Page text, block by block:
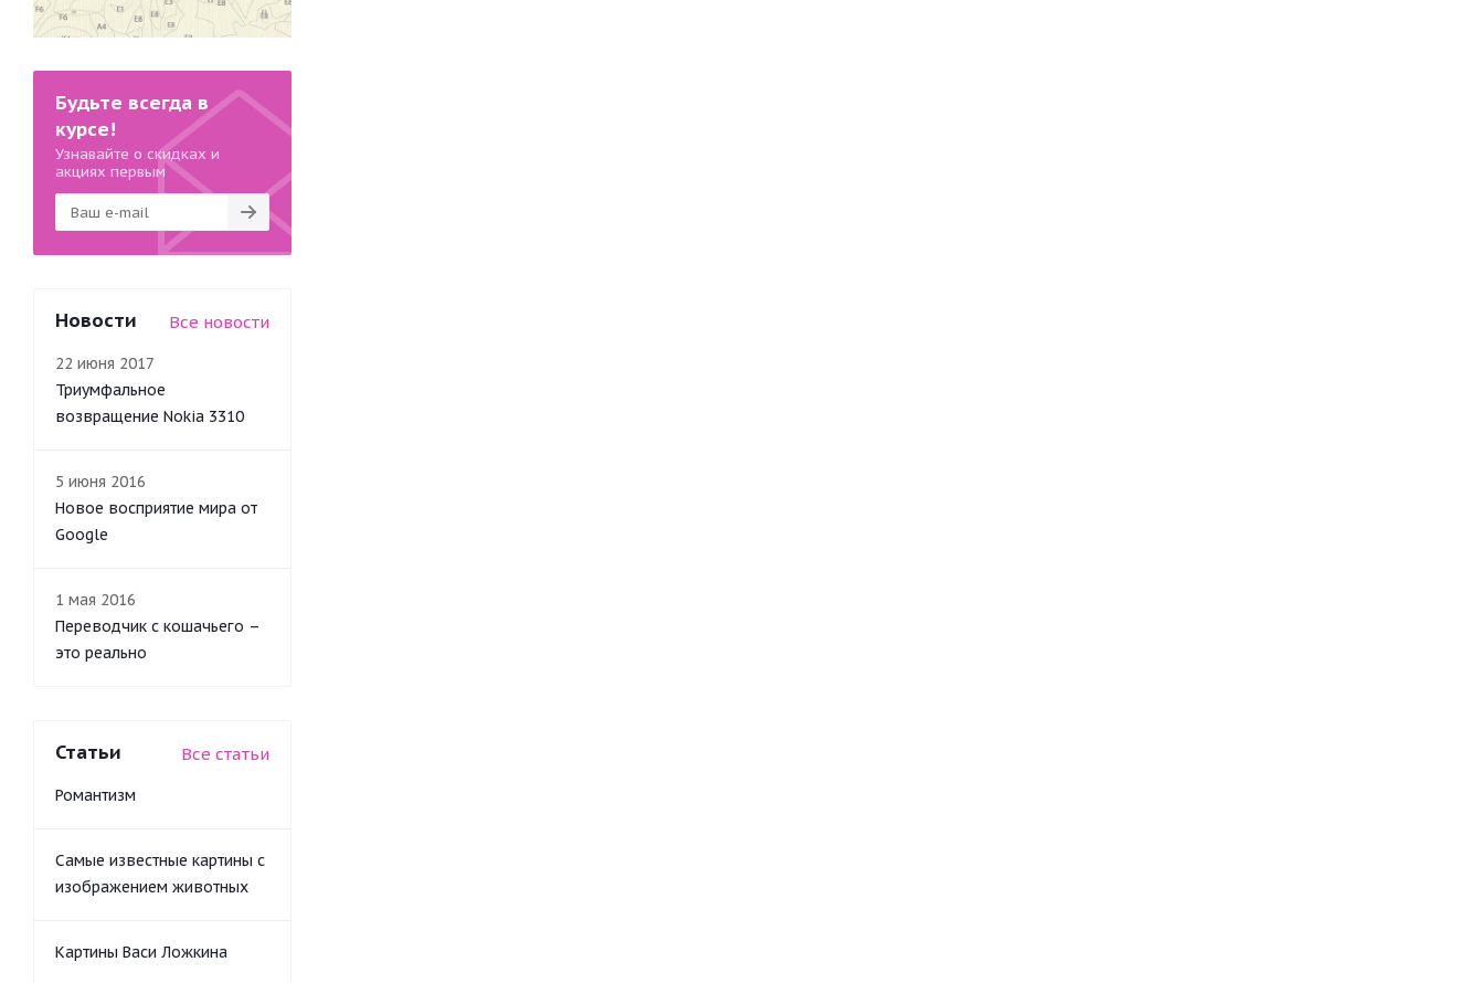
Будьте всегда в
курсе!
Узнавайте о скидках и
акциях первым
Новости Все новости
22 июня 2017
Триумфальное
возвращение Nokia 3310
5 июня 2016
Новое восприятие мира от
Google
1 мая 2016
Переводчик с кошачьего –
это реально
Статьи Все статьи
Романтизм
Самые известные картины с
изображением животных
Картины Васи Ложкина